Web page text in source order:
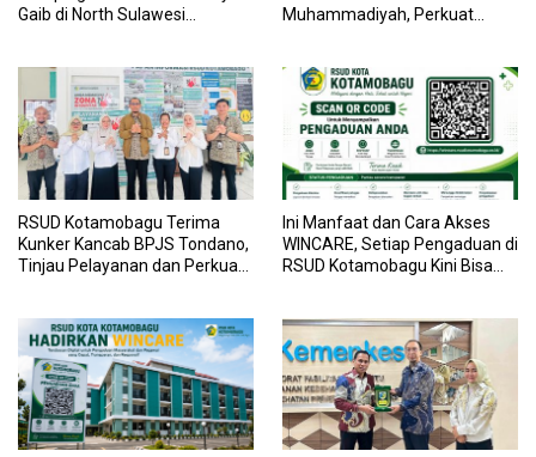
Gaib di North Sulawesi
Muhammadiyah, Perkuat
RSUD Kotamobagu Terima
Kunker Kancab BPJS Tondano,
Tinjau Pelayanan dan Perkuat
Ini Manfaat dan Cara Akses
WINCARE, Setiap Pengaduan di
RSUD Kotamobagu Kini Bisa